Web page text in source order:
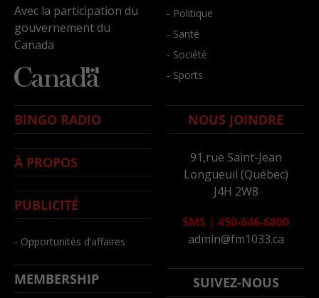
Avec la participation du
gouvernement du
Canada
- Politique
- Santé
- Société
- Sports
BINGO RADIO
À PROPOS
PUBLICITÉ
- Opportunités d’affaires
MEMBERSHIP
NOUS JOINDRE
91,rue Saint-Jean
Longueuil (Québec)
J4H 2W8
SMS | 450-646-6800
admin@fm1033.ca
SUIVEZ-NOUS